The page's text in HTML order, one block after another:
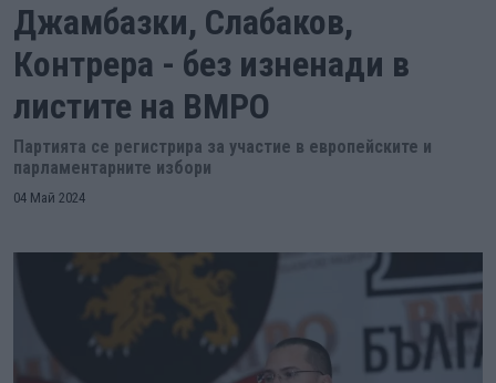
Джамбазки, Слабаков,
Контрера - без изненади в
листите на ВМРО
Партията се регистрира за участие в европейските и
парламентарните избори
04 Май 2024